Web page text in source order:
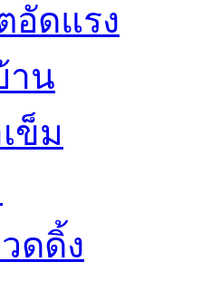
อัดแรง
าน
ข็ม
ดดิ้ง